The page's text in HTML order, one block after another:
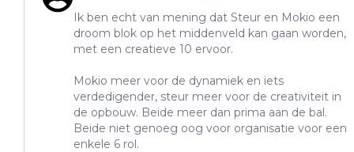
Ik ben echt van mening dat Steur en Mokio een
droom blok op het middenveld kan gaan worden,
met een creatieve 10 ervoor.
Mokio meer voor de dynamiek en iets
verdedigender, steur meer voor de creativiteit in
de opbouw. Beide meer dan prima aan de bal.
Beide niet genoeg oog voor organisatie voor een
enkele 6 rol.